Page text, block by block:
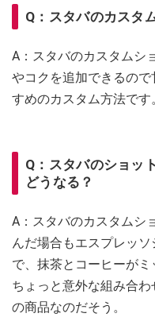
Q：スタバのカスタ
A：スタバのカスタムシ
やコクを追加できるの
すめのカスタム方法です
Q：スタバのショッ
どうなる？
A：スタバのカスタムシ
んだ場合もエスプレッ
で、抹茶とコーヒーがミ
ちょっと意外な組み合
の商品なのだそう。